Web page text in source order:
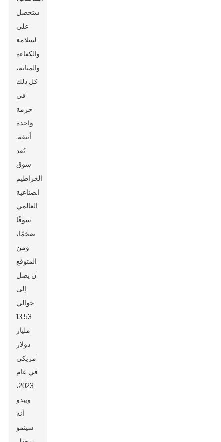
ستحصل
على
السلامة
والكفاءة
والمتانة،
كل ذلك
في
حزمة
واحدة
أنيقة.
يُعد
سوق
الخراطيم
الصناعية
العالمي
سوقًا
ضخمًا،
ومن
المتوقع
أن يصل
إلى
حوالي
13.53
مليار
دولار
أمريكي
في عام
2023،
ويبدو
أنه
سينمو